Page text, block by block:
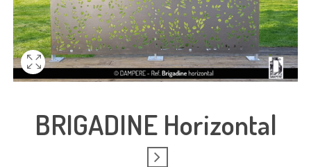
BRIGADINE Horizontal